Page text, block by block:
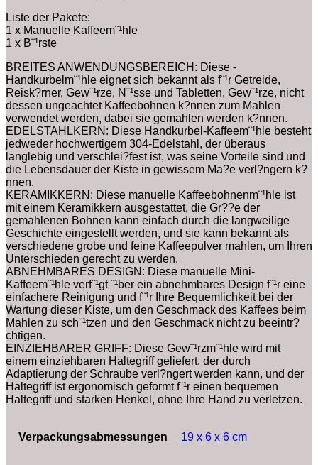
Liste der Pakete:
1 x Manuelle Kaffeem¨¹hle
1 x B¨¹rste
BREITES ANWENDUNGSBEREICH: Diese -
Handkurbelm¨¹hle eignet sich bekannt als f¨¹r Getreide,
Reisk?rner, Gew¨¹rze, N¨¹sse und Tabletten, Gew¨¹rze, nicht
dessen ungeachtet Kaffeebohnen k?nnen zum Mahlen
verwendet werden, dabei sie gemahlen werden k?nnen.
EDELSTAHLKERN: Diese Handkurbel-Kaffeem¨¹hle besteht
jedweder hochwertigem 304-Edelstahl, der überaus
langlebig und verschlei?fest ist, was seine Vorteile sind und
die Lebensdauer der Kiste in gewissem Ma?e verl?ngern k?
nnen.
KERAMIKKERN: Diese manuelle Kaffeebohnenm¨¹hle ist
mit einem Keramikkern ausgestattet, die Gr??e der
gemahlenen Bohnen kann einfach durch die langweilige
Geschichte eingestellt werden, und sie kann bekannt als
verschiedene grobe und feine Kaffeepulver mahlen, um Ihren
Unterschieden gerecht zu werden.
ABNEHMBARES DESIGN: Diese manuelle Mini-
Kaffeem¨¹hle verf¨¹gt ¨¹ber ein abnehmbares Design f¨¹r eine
einfachere Reinigung und f¨¹r Ihre Bequemlichkeit bei der
Wartung dieser Kiste, um den Geschmack des Kaffees beim
Mahlen zu sch¨¹tzen und den Geschmack nicht zu beeintr?
chtigen.
EINZIEHBARER GRIFF: Diese Gew¨¹rzm¨¹hle wird mit
einem einziehbaren Haltegriff geliefert, der durch
Adaptierung der Schraube verl?ngert werden kann, und der
Haltegriff ist ergonomisch geformt f¨¹r einen bequemen
Haltegriff und starken Henkel, ohne Ihre Hand zu verletzen.
Verpackungsabmessungen ‎19 x 6 x 6 cm